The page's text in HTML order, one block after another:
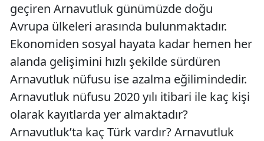
geçiren Arnavutluk günümüzde doğu
Avrupa ülkeleri arasında bulunmaktadır.
Ekonomiden sosyal hayata kadar hemen her
alanda gelişimini hızlı şekilde sürdüren
Arnavutluk nüfusu ise azalma eğilimindedir.
Arnavutluk nüfusu 2020 yılı itibari ile kaç kişi
olarak kayıtlarda yer almaktadır?
Arnavutluk’ta kaç Türk vardır? Arnavutluk